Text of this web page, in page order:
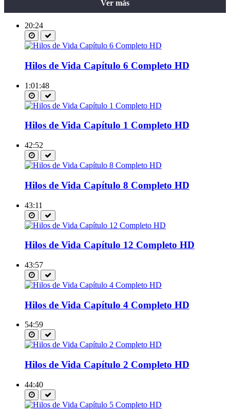
Ver más
20:24
Hilos de Vida Capítulo 6 Completo HD
1:01:48
Hilos de Vida Capítulo 1 Completo HD
42:52
Hilos de Vida Capítulo 8 Completo HD
43:11
Hilos de Vida Capítulo 12 Completo HD
43:57
Hilos de Vida Capítulo 4 Completo HD
54:59
Hilos de Vida Capítulo 2 Completo HD
44:40